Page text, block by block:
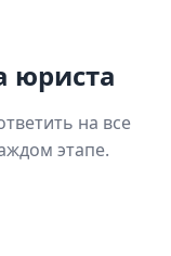
юриста
на все
этапе.